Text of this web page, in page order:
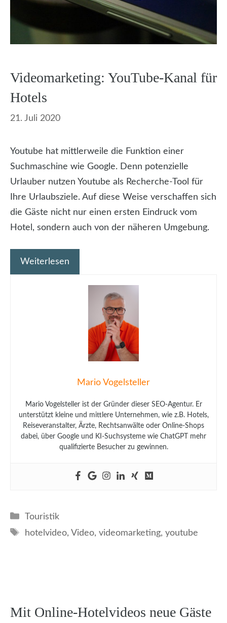
Videomarketing: YouTube-Kanal für
Hotels
21. Juli 2020
Youtube hat mittlerweile die Funktion einer
Suchmaschine wie Google. Denn potenzielle
Urlauber nutzen Youtube als Recherche-Tool für
Ihre Urlaubsziele. Auf diese Weise verschaffen sich
die Gäste nicht nur einen ersten Eindruck vom
Hotel, sondern auch von der näheren Umgebung.
Weiterlesen
Mario Vogelsteller
Mario Vogelsteller ist der Gründer dieser SEO-Agentur. Er
unterstützt kleine und mittlere Unternehmen, wie z.B. Hotels,
Reiseveranstalter, Ärzte, Rechtsanwälte oder Online-Shops
dabei, über Google und KI-Suchsysteme wie ChatGPT mehr
qualifizierte Besucher zu gewinnen.
Kategorien
Touristik
Schlagwörter
hotelvideo, Video, videomarketing, youtube
Mit Online-Hotelvideos neue Gäste